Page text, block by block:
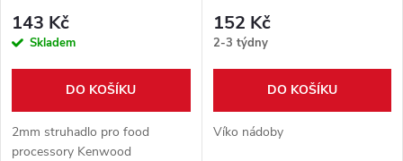
143 Kč
Skladem
DO KOŠÍKU
2mm struhadlo pro food
processory Kenwood
152 Kč
2-3 týdny
DO KOŠÍKU
Víko nádoby